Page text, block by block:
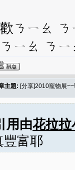
ㄋㄧㄠ
ㄧㄠ ㄋㄧ
主題: [分享]2010寵物展
用由花拉拉
富耶